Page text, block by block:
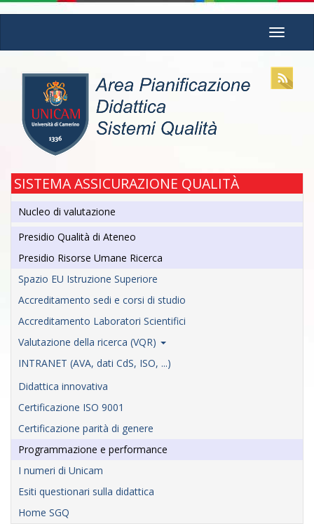
main
Toggle
SISTEMA ASSICURAZIONE QUALITÀ
Nucleo di valutazione
Presidio Qualità di Ateneo
Presidio Risorse Umane Ricerca
Spazio EU Istruzione Superiore
Accreditamento sedi e corsi di studio
Accreditamento Laboratori Scientifici
Valutazione della ricerca (VQR)
INTRANET (AVA, dati CdS, ISO, ...)
Didattica innovativa
Certificazione ISO 9001
Certificazione parità di genere
Programmazione e performance
I numeri di Unicam
Esiti questionari sulla didattica
Home SGQ